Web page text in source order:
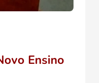
Ensino